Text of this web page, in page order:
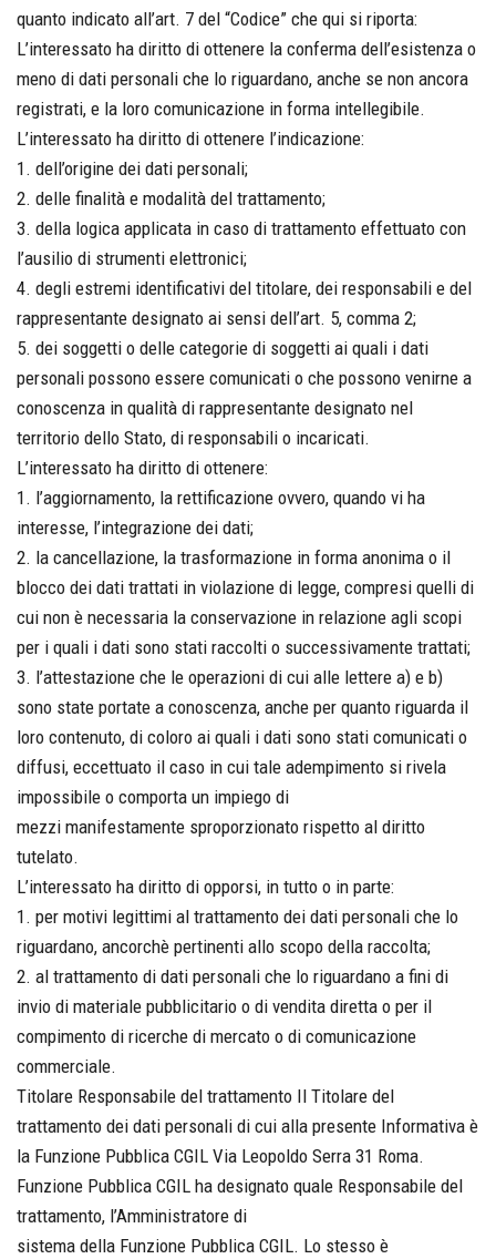
quanto indicato all’art. 7 del “Codice” che qui si riporta:
L’interessato ha diritto di ottenere la conferma dell’esistenza o
meno di dati personali che lo riguardano, anche se non ancora
registrati, e la loro comunicazione in forma intellegibile.
L’interessato ha diritto di ottenere l’indicazione:
1. dell’origine dei dati personali;
2. delle finalità e modalità del trattamento;
3. della logica applicata in caso di trattamento effettuato con
l’ausilio di strumenti elettronici;
4. degli estremi identificativi del titolare, dei responsabili e del
rappresentante designato ai sensi dell’art. 5, comma 2;
5. dei soggetti o delle categorie di soggetti ai quali i dati
personali possono essere comunicati o che possono venirne a
conoscenza in qualità di rappresentante designato nel
territorio dello Stato, di responsabili o incaricati.
L’interessato ha diritto di ottenere:
1. l’aggiornamento, la rettificazione ovvero, quando vi ha
interesse, l’integrazione dei dati;
2. la cancellazione, la trasformazione in forma anonima o il
blocco dei dati trattati in violazione di legge, compresi quelli di
cui non è necessaria la conservazione in relazione agli scopi
per i quali i dati sono stati raccolti o successivamente trattati;
3. l’attestazione che le operazioni di cui alle lettere a) e b)
sono state portate a conoscenza, anche per quanto riguarda il
loro contenuto, di coloro ai quali i dati sono stati comunicati o
diffusi, eccettuato il caso in cui tale adempimento si rivela
impossibile o comporta un impiego di
mezzi manifestamente sproporzionato rispetto al diritto
tutelato.
L’interessato ha diritto di opporsi, in tutto o in parte:
1. per motivi legittimi al trattamento dei dati personali che lo
riguardano, ancorchè pertinenti allo scopo della raccolta;
2. al trattamento di dati personali che lo riguardano a fini di
invio di materiale pubblicitario o di vendita diretta o per il
compimento di ricerche di mercato o di comunicazione
commerciale.
Titolare Responsabile del trattamento Il Titolare del
trattamento dei dati personali di cui alla presente Informativa è
la Funzione Pubblica CGIL Via Leopoldo Serra 31 Roma.
Funzione Pubblica CGIL ha designato quale Responsabile del
trattamento, l’Amministratore di
sistema della Funzione Pubblica CGIL. Lo stesso è